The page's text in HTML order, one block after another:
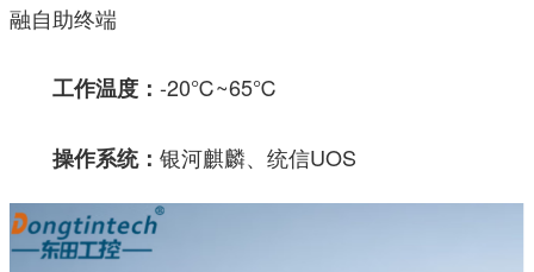
融自助终端
工作温度：-20℃~65℃
操作系统：银河麒麟、统信UOS